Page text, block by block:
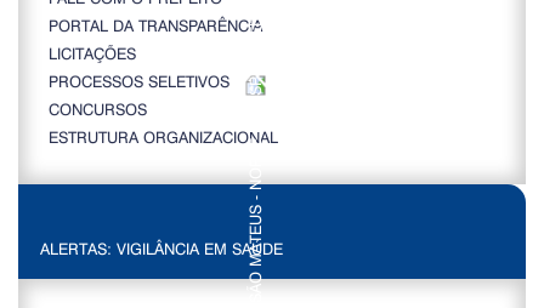
PORTAL DA TRANSPARÊNCIA
LICITAÇÕES
PROCESSOS SELETIVOS
CONCURSOS
ESTRUTURA ORGANIZACIONAL
ALERTAS: VIGILÂNCIA EM SAÚDE